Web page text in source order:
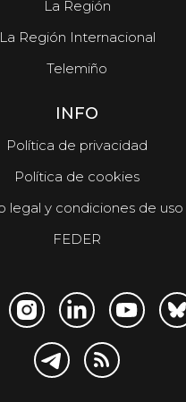
La Región
La Región Internacional
Telemiño
INFO
Política de privacidad
Política de cookies
legal y condiciones de uso
FEDER